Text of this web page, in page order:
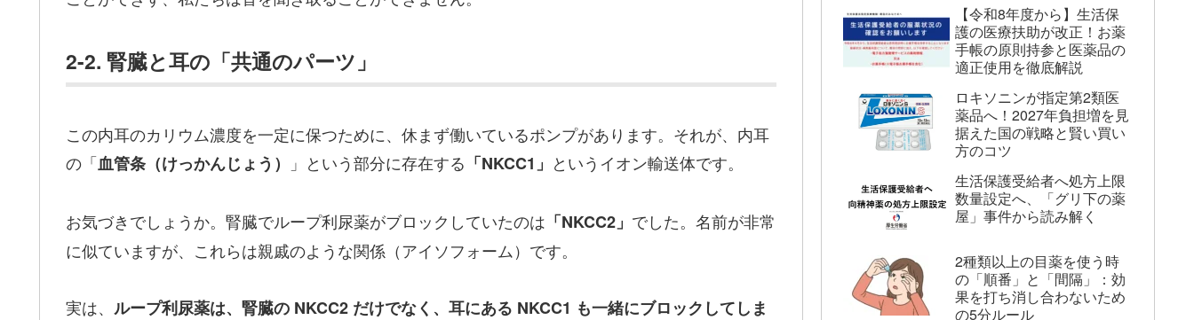
2-2. 腎臓と耳の「共通のパーツ」
この内耳のカリウム濃度を一定に保つために、休まず働いているポンプがあります。それが、内耳
の「血管条（けっかんじょう） 」という部分に存在する 「NKCC1」 というイオン輸送体です。
お気づきでしょうか。腎臓でループ利尿薬がブロックしていたのは 「NKCC2」 でした。名前が非常
に似ていますが、これらは親戚のような関係（アイソフォーム）です。
実は、 ループ利尿薬は、腎臓の NKCC2 だけでなく、耳にある NKCC1 も一緒にブロックしてしま
【令和8年度から】生活保
護の医療扶助が改正！お薬
手帳の原則持参と医薬品の
適正使用を徹底解説
ロキソニンが指定第2類医
薬品へ！2027年負担増を見
据えた国の戦略と賢い買い
方のコツ
生活保護受給者へ処方上限
数量設定へ、「グリ下の薬
屋」事件から読み解く
2種類以上の目薬を使う時
の「順番」と「間隔」：効
果を打ち消し合わないため
の5分ルール